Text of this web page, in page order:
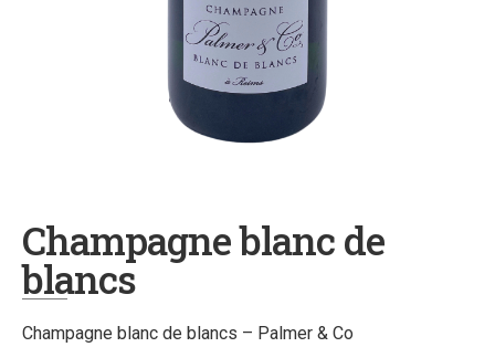
Champagne blanc de
blancs
Champagne blanc de blancs – Palmer & Co